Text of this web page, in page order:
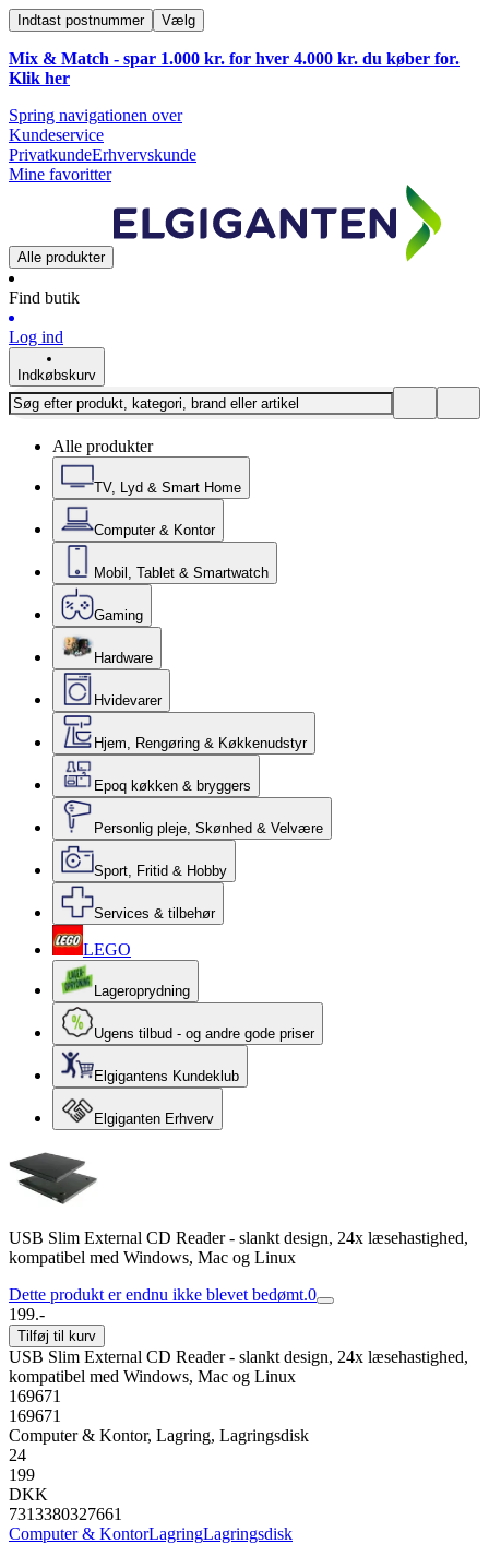
Indtast postnummer Vælg
Mix & Match - spar 1.000 kr. for hver 4.000 kr. du køber for.
Klik her
Spring navigationen over
Kundeservice
PrivatkundeErhvervskunde
Mine favoritter
Alle produkter
Find butik
Log ind
Indkøbskurv
Alle produkter
TV, Lyd & Smart Home
Computer & Kontor
Mobil, Tablet & Smartwatch
Gaming
Hardware
Hvidevarer
Hjem, Rengøring & Køkkenudstyr
Epoq køkken & bryggers
Personlig pleje, Skønhed & Velvære
Sport, Fritid & Hobby
Services & tilbehør
LEGO
Lageroprydning
Ugens tilbud - og andre gode priser
Elgigantens Kundeklub
Elgiganten Erhverv
USB Slim External CD Reader - slankt design, 24x læsehastighed,
kompatibel med Windows, Mac og Linux
Dette produkt er endnu ikke blevet bedømt.0
199.-
Tilføj til kurv
USB Slim External CD Reader - slankt design, 24x læsehastighed,
kompatibel med Windows, Mac og Linux
169671
169671
Computer & Kontor, Lagring, Lagringsdisk
24
199
DKK
7313380327661
Computer & KontorLagringLagringsdisk